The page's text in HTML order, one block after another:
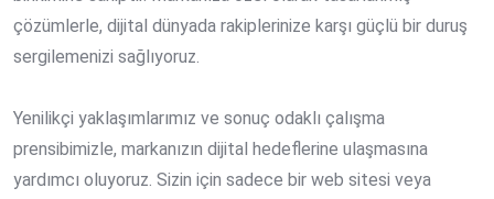
çözümlerle, dijital dünyada rakiplerinize karşı güçlü bir duruş
sergilemenizi sağlıyoruz.
Yenilikçi yaklaşımlarımız ve sonuç odaklı çalışma
prensibimizle, markanızın dijital hedeflerine ulaşmasına
yardımcı oluyoruz. Sizin için sadece bir web sitesi veya